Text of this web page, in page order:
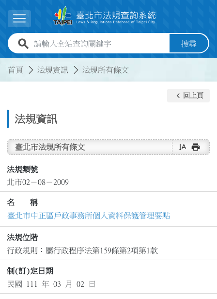
展開選單
全站查詢關鍵字欄位 搜尋
首頁 法規資訊 法規所有條文
法規資訊
keyboard_arrow_left 回上頁
臺北市法規所有條文 text_rotate_vertical print
法規類號
北市02－08－2009
名 稱
臺北市中正區戶政事務所個人資料保護管理要點
法規位階
行政規則：屬行政程序法第159條第2項第1款
制(訂)定日期
民國 111 年 03 月 02 日